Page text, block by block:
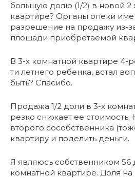
большую долю (1/2) в новой 2
квартире? Органы опеки
разрешение на продажу из-
площади приобретаемой
В 3-х комнатной квартире 4-
ти летнего ребенка, встал
быть? Спасибо.
Продажа 1/2 доли в 3-х
резко снижает ее стоимость.
второго сособственника
квартиру и поделить деньги.
Я являюсь собственником 56
комнатной квартире. Доля